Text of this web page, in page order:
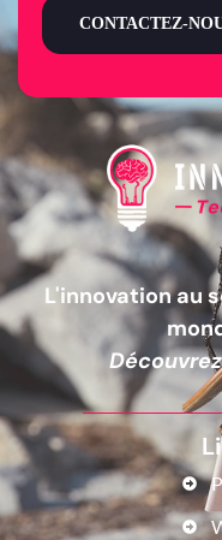
L'innovation au
CONTACTEZ-